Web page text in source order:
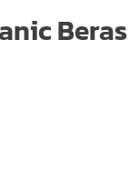
Beras